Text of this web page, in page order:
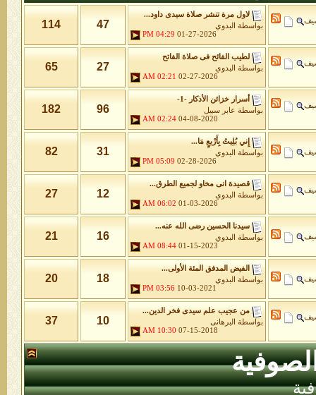
لاول مرة تنشر صلاة سيدى داود...
بواسطة
البدوي
01-27-2026
04:29 PM
47
114
لطيب الفائح فى صلاة الفاتح
بواسطة
البدوي
02-27-2026
02:21 AM
27
65
أسرار خزائن اﻷذكار -1-
بواسطة عابر سبيل
04-08-2020
02:24 AM
96
182
إِني بُلِيتُ بِأَرْبعٍ مَا...
بواسطة
البدوي
02-28-2026
05:09 PM
31
82
قصيدة انى مخاو لجميع الطرق...
بواسطة
البدوي
01-03-2026
06:02 AM
12
27
سيدنا الحسين رضى الله عنه...
بواسطة
البدوي
01-15-2023
08:44 AM
16
21
الفيض المدفق المئة الأولى...
بواسطة
البدوي
10-03-2021
03:56 PM
18
20
من عجيب علم سيدى فخر الدين...
بواسطة
البرهانى
07-15-2018
10:30 AM
10
37